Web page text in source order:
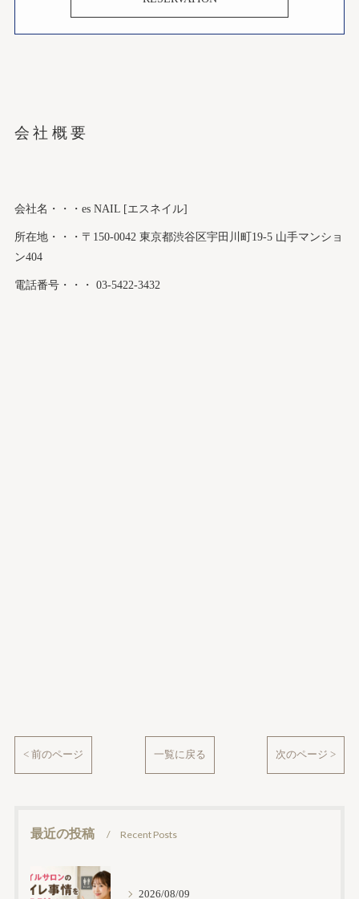
会社概要
会社名・・・es NAIL [エスネイル]
所在地・・・〒150-0042 東京都渋谷区宇田川町19-5 山手マンショ
ン404
電話番号・・・ 03-5422-3432
< 前のページ 一覧に戻る 次のページ >
最近の投稿 Recent Posts
2026/08/09